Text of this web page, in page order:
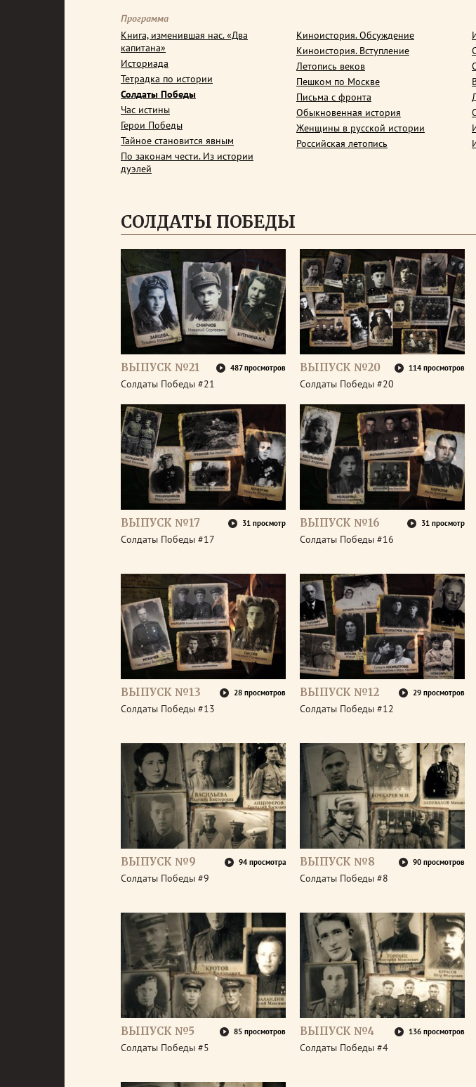
Программа
Книга, изменившая нас. «Два
капитана»
Историада
Тетрадка по истории
Солдаты Победы
Час истины
Герои Победы
Тайное становится явным
По законам чести. Из истории
дуэлей
Киноистория. Обсуждение
Киноистория. Вступление
Летопись веков
Пешком по Москве
Письма с фронта
Обыкновенная история
Женщины в русской истории
Российская летопись
СОЛДАТЫ ПОБЕДЫ
ВЫПУСК №21 487 просмотров
Солдаты Победы #21
ВЫПУСК №20 114 просмотров
Солдаты Победы #20
ВЫПУСК №17 31 просмотр
Солдаты Победы #17
ВЫПУСК №16 31 просмотр
Солдаты Победы #16
ВЫПУСК №13 28 просмотров
Солдаты Победы #13
ВЫПУСК №12 29 просмотров
Солдаты Победы #12
ВЫПУСК №9 94 просмотра
Солдаты Победы #9
ВЫПУСК №8 90 просмотров
Солдаты Победы #8
ВЫПУСК №5 85 просмотров
Солдаты Победы #5
ВЫПУСК №4 136 просмотров
Солдаты Победы #4